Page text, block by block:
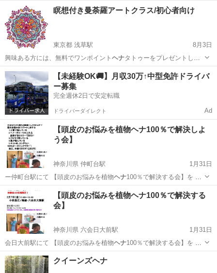
ナもお入れします。 浅草駅 その他 インド
瞑想付き曼荼羅アートクラス/初心者向け
東京都 浅草駅
8月3日
興味ある方には、無料でワンポイント ヘナタトゥーをプレゼントしま
す。 ■…
東京 墨田区 浅草駅 イラスト 曼荼羅
【未経験OK🚚】月収30万↑中型免許ドライバ
ー募集
完全週休2日で安定転職
ドライバーダイレクト Ad
【頭皮のお悩みを植物ヘナ100％で解決しよ
う会】
神奈川県 仲町台駅
1月31日
ー仲町台駅にて 【頭皮のお悩みを植物ヘナ100％で解決する会】を 開
催致しま…
神奈川 横浜市 仲町台駅 その他 ヘナ
【頭皮のお悩みを植物ヘナ100％で解決する
会】
神奈川県 六会日大前駅
1月31日
会日大前駅にて 【頭皮のお悩みを植物ヘナ100％で解決する会】を 開
催致しま…
神奈川 藤沢市 六会日大前駅
クイーンズヘナ